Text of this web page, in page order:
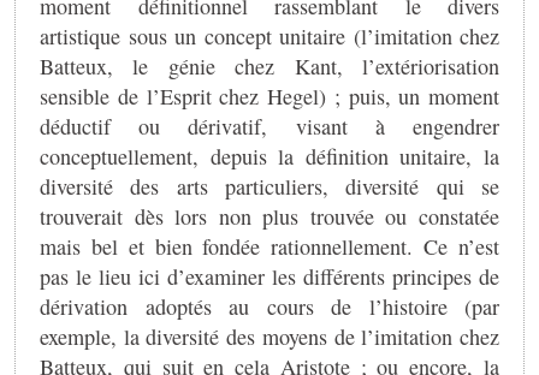
artistique sous un concept unitaire (l’imitation chez
Batteux, le génie chez Kant, l’extériorisation
sensible de l’Esprit chez Hegel) ; puis, un moment
déductif ou dérivatif, visant à engendrer
conceptuellement, depuis la définition unitaire, la
diversité des arts particuliers, diversité qui se
trouverait dès lors non plus trouvée ou constatée
mais bel et bien fondée rationnellement. Ce n’est
pas le lieu ici d’examiner les différents principes de
dérivation adoptés au cours de l’histoire (par
exemple, la diversité des moyens de l’imitation chez
Batteux, qui suit en cela Aristote ; ou encore, la